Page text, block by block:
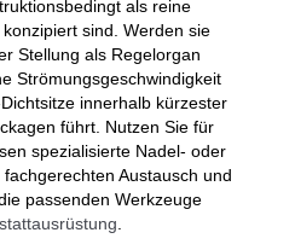
als reine
sind. Werden sie
Stellung als Regelorgan
Strömungsgeschwindigkeit
innerhalb kürzester
führt. Nutzen Sie für
spezialisierte Nadel- oder
Austausch und
passenden Werkzeuge